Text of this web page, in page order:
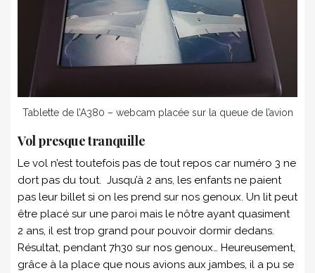
Tablette de l’A380 – webcam placée sur la queue de l’avion
Vol presque tranquille
Le vol n’est toutefois pas de tout repos car numéro 3 ne
dort pas du tout. Jusqu’à 2 ans, les enfants ne paient
pas leur billet si on les prend sur nos genoux. Un lit peut
être placé sur une paroi mais le nôtre ayant quasiment
2 ans, il est trop grand pour pouvoir dormir dedans.
Résultat, pendant 7h30 sur nos genoux… Heureusement,
grâce à la place que nous avions aux jambes, il a pu se